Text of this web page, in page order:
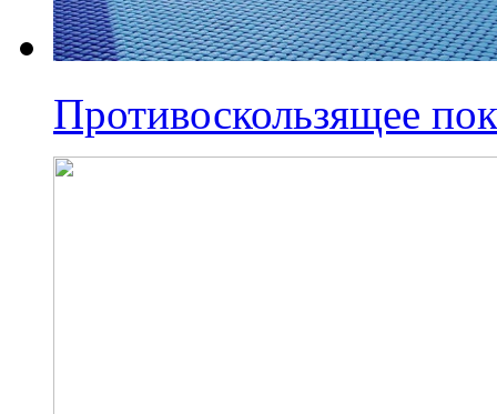
Противоскользящее